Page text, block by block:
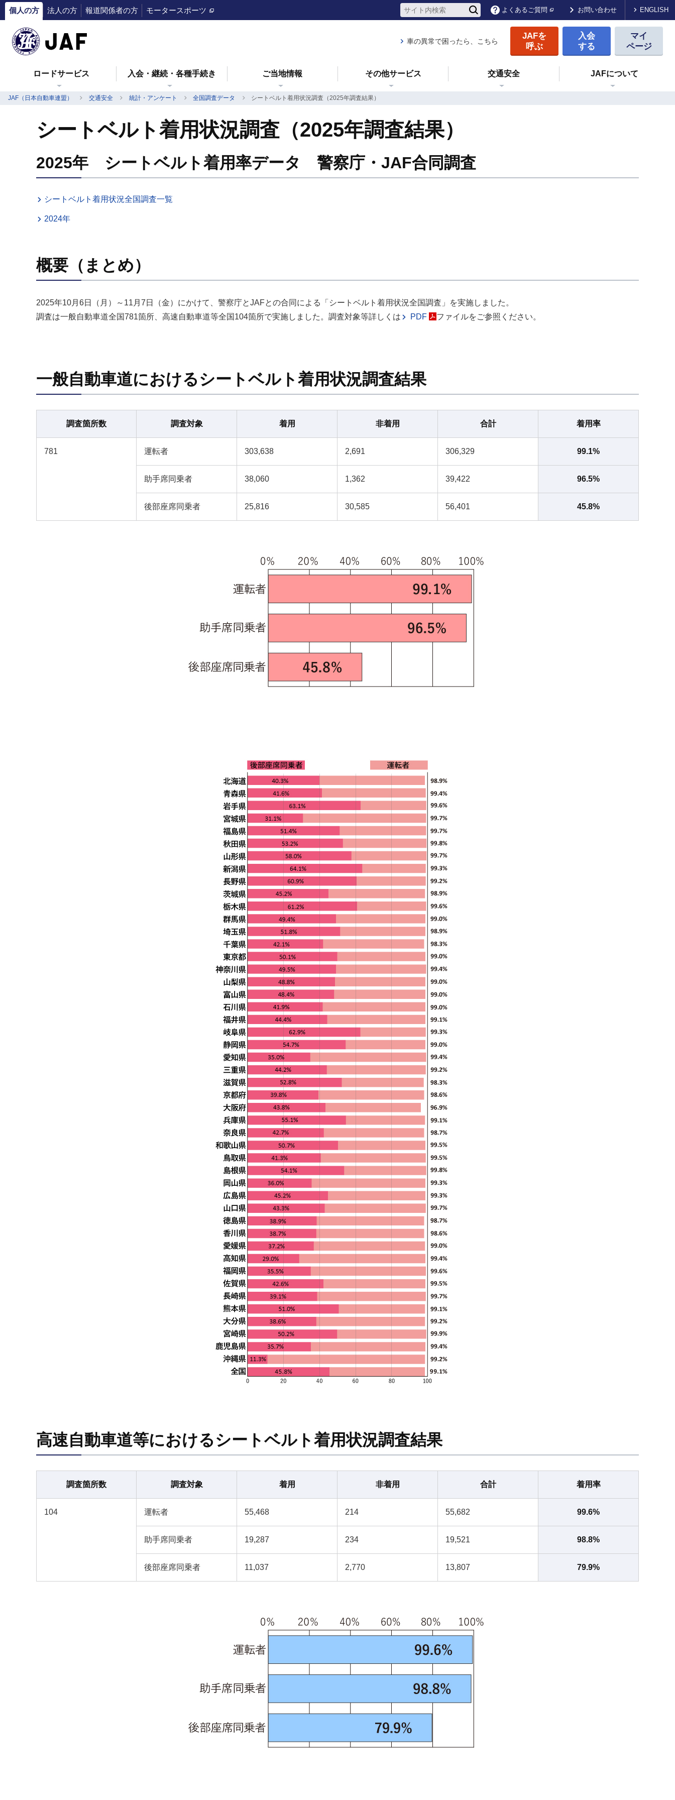
個人の方 法人の方 報道関係者の方 モータースポーツ よくあるご質問 お問い合わせ ENGLISH
車の異常で困ったら、こちら
JAFを
呼ぶ
入会
する
マイ
ページ
ロードサービス 入会・継続・各種手続き ご当地情報 その他サービス 交通安全 JAFについて
JAF（日本自動車連盟） 交通安全 統計・アンケート 全国調査データ シートベルト着用状況調査（2025年調査結果）
シートベルト着用状況調査（2025年調査結果）
2025年 シートベルト着用率データ 警察庁・JAF合同調査
シートベルト着用状況全国調査一覧
2024年
概要（まとめ）
2025年10月6日（月）～11月7日（金）にかけて、警察庁とJAFとの合同による「シートベルト着用状況全国調査」を実施しました。
調査は一般自動車道全国781箇所、高速自動車道等全国104箇所で実施しました。調査対象等詳しくは
PDF ファイルをご参照ください。
一般自動車道におけるシートベルト着用状況調査結果
調査箇所数 調査対象 着用 非着用 合計 着用率
781 運転者 303,638 2,691 306,329 99.1%
助手席同乗者 38,060 1,362 39,422 96.5%
後部座席同乗者 25,816 30,585 56,401 45.8%
高速自動車道等におけるシートベルト着用状況調査結果
調査箇所数 調査対象 着用 非着用 合計 着用率
104 運転者 55,468 214 55,682 99.6%
助手席同乗者 19,287 234 19,521 98.8%
後部座席同乗者 11,037 2,770 13,807 79.9%